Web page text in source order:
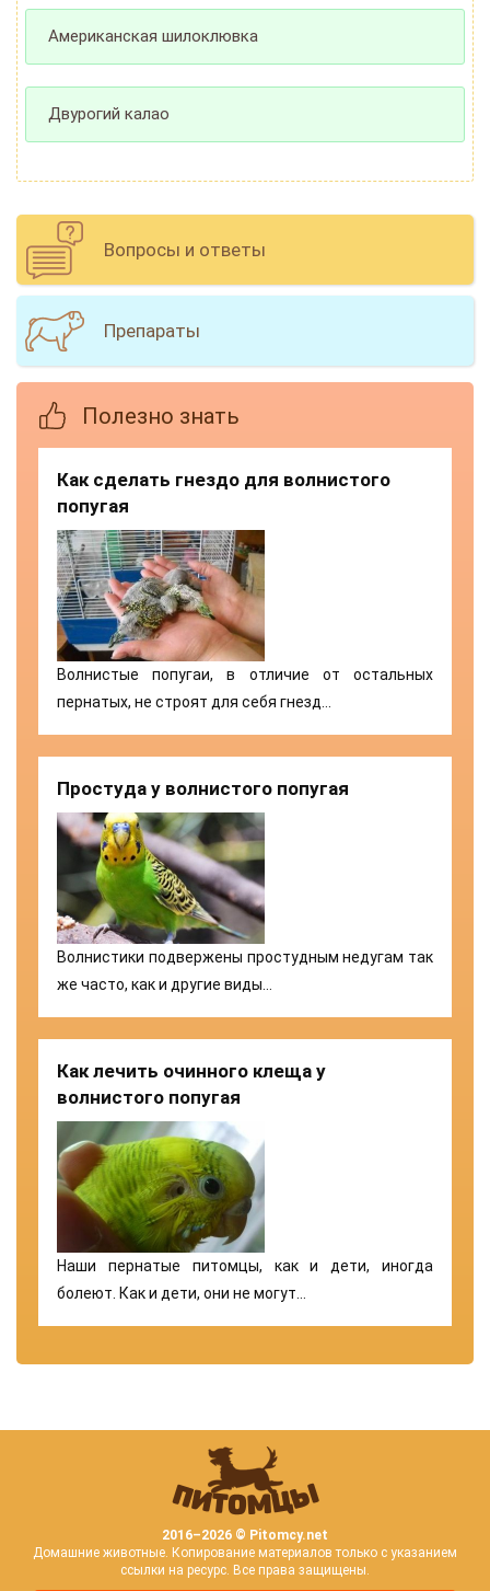
Американская шилоклювка
Двурогий калао
Вопросы и ответы
Препараты
Полезно знать
Как сделать гнездо для волнистого
попугая
Волнистые попугаи, в отличие от остальных
пернатых, не строят для себя гнезд…
Простуда у волнистого попугая
Волнистики подвержены простудным недугам так
же часто, как и другие виды…
Как лечить очинного клеща у
волнистого попугая
Наши пернатые питомцы, как и дети, иногда
болеют. Как и дети, они не могут…
2016–2026 © Pitomcy.net
Домашние животные. Копирование материалов только с указанием
ссылки на ресурс. Все права защищены.